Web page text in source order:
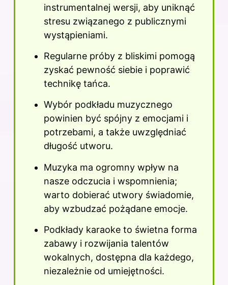
instrumentalnej wersji, aby uniknąć
stresu związanego z publicznymi
wystąpieniami.
Regularne próby z bliskimi pomogą
zyskać pewność siebie i poprawić
technikę tańca.
Wybór podkładu muzycznego
powinien być spójny z emocjami i
potrzebami, a także uwzględniać
długość utworu.
Muzyka ma ogromny wpływ na
nasze odczucia i wspomnienia;
warto dobierać utwory świadomie,
aby wzbudzać pożądane emocje.
Podkłady karaoke to świetna forma
zabawy i rozwijania talentów
wokalnych, dostępna dla każdego,
niezależnie od umiejętności.